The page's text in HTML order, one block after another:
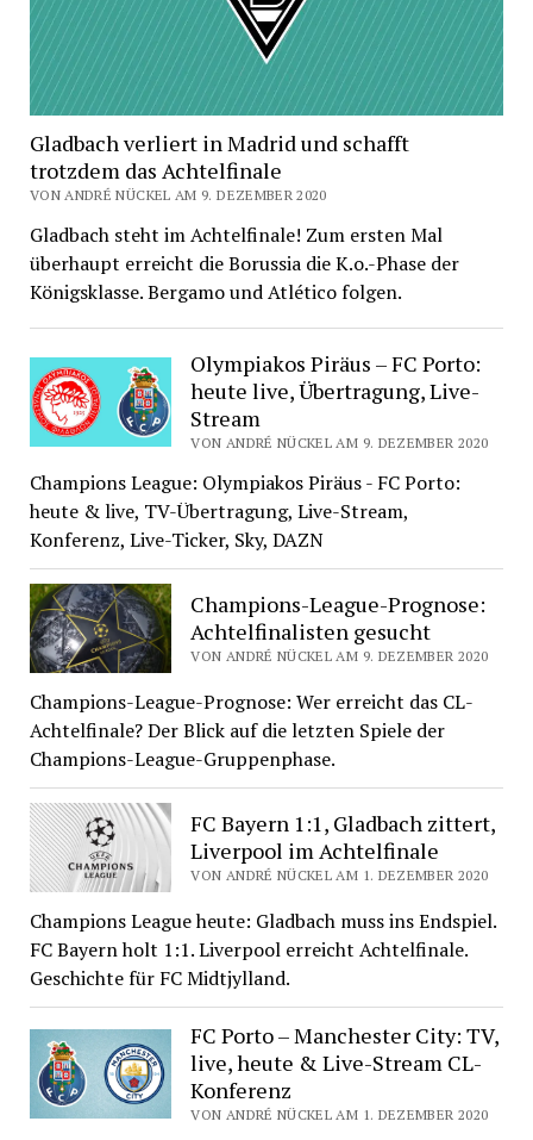
Gladbach verliert in Madrid und schafft
trotzdem das Achtelfinale
VON ANDRÉ NÜCKEL AM 9. DEZEMBER 2020
Gladbach steht im Achtelfinale! Zum ersten Mal
überhaupt erreicht die Borussia die K.o.-Phase der
Königsklasse. Bergamo und Atlético folgen.
Olympiakos Piräus – FC Porto:
heute live, Übertragung, Live-
Stream
VON ANDRÉ NÜCKEL AM 9. DEZEMBER 2020
Champions League: Olympiakos Piräus - FC Porto:
heute & live, TV-Übertragung, Live-Stream,
Konferenz, Live-Ticker, Sky, DAZN
Champions-League-Prognose:
Achtelfinalisten gesucht
VON ANDRÉ NÜCKEL AM 9. DEZEMBER 2020
Champions-League-Prognose: Wer erreicht das CL-
Achtelfinale? Der Blick auf die letzten Spiele der
Champions-League-Gruppenphase.
FC Bayern 1:1, Gladbach zittert,
Liverpool im Achtelfinale
VON ANDRÉ NÜCKEL AM 1. DEZEMBER 2020
Champions League heute: Gladbach muss ins Endspiel.
FC Bayern holt 1:1. Liverpool erreicht Achtelfinale.
Geschichte für FC Midtjylland.
FC Porto – Manchester City: TV,
live, heute & Live-Stream CL-
Konferenz
VON ANDRÉ NÜCKEL AM 1. DEZEMBER 2020